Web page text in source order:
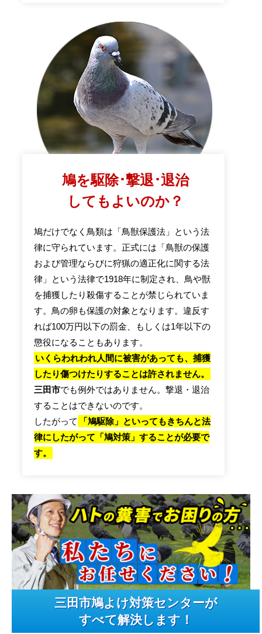
鳩を駆除･撃退･退治
してもよいのか？
鳩だけでなく鳥類は「鳥獣保護法」という法
律に守られています。正式には「鳥獣の保護
および管理ならびに狩猟の適正化に関する法
律」という法律で1918年に制定され、鳥や獣
を捕獲したり殺傷することが禁じられていま
す。鳥の卵も保護の対象となります。違反す
れば100万円以下の罰金、もしくは1年以下の
懲役になることもあります。
いくらわれわれ人間に被害があっても、捕獲
したり傷つけたりすることは許されません。
三田市でも例外ではありません。撃退・退治
することはできないのです。
したがって
「鳩駆除」といってもきちんと法
律にしたがって「鳩対策」することが必要で
す。
三田市鳩よけ対策センターが
すべて解決します！